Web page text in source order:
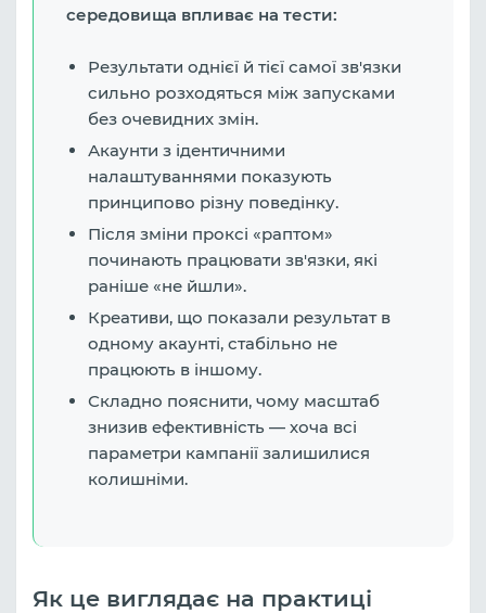
середовища впливає на тести:
Результати однієї й тієї самої зв'язки
сильно розходяться між запусками
без очевидних змін.
Акаунти з ідентичними
налаштуваннями показують
принципово різну поведінку.
Після зміни проксі «раптом»
починають працювати зв'язки, які
раніше «не йшли».
Креативи, що показали результат в
одному акаунті, стабільно не
працюють в іншому.
Складно пояснити, чому масштаб
знизив ефективність — хоча всі
параметри кампанії залишилися
колишніми.
Як це виглядає на практиці